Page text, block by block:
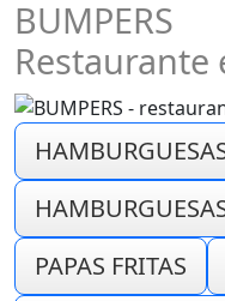
BUMPERS
Restaurante
PAPAS FRITAS